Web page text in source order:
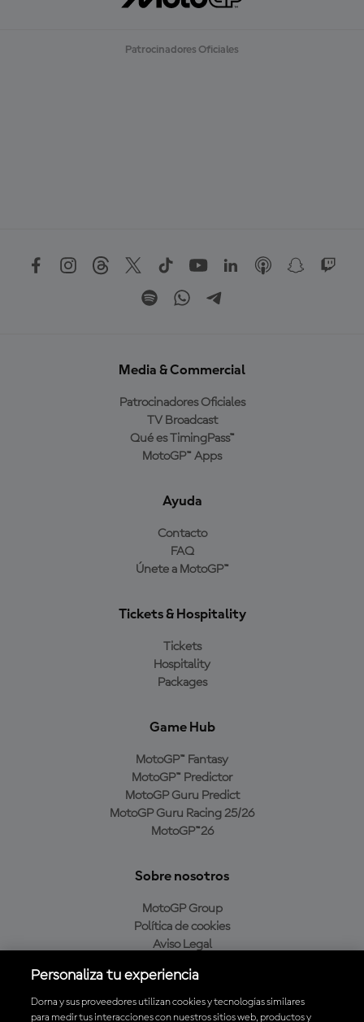
Patrocinadores Oficiales
Media & Commercial
Patrocinadores Oficiales
TV Broadcast
Qué es TimingPass™
MotoGP™ Apps
Ayuda
Contacto
FAQ
Únete a MotoGP™
Tickets & Hospitality
Tickets
Hospitality
Packages
Game Hub
MotoGP™ Fantasy
MotoGP™ Predictor
MotoGP Guru Predict
MotoGP Guru Racing 25/26
MotoGP™26
Sobre nosotros
MotoGP Group
Política de cookies
Aviso Legal
Política de compra
Personaliza tu experiencia
Dorna y sus proveedores utilizan cookies y tecnologías similares
para medir tus interacciones con nuestros sitios web, productos y